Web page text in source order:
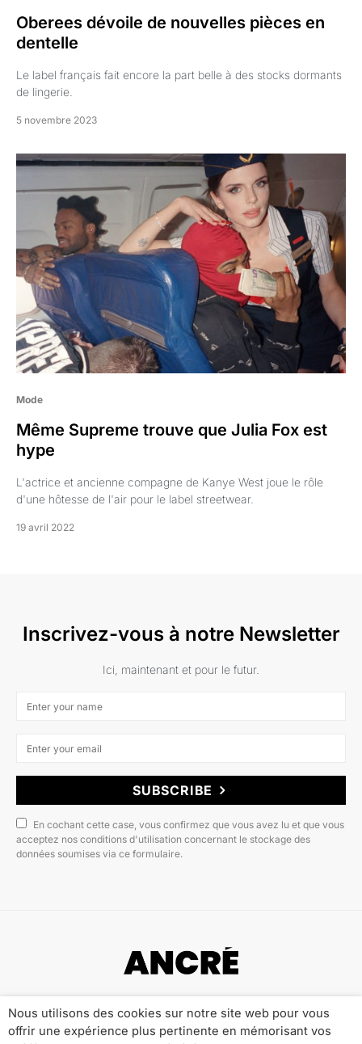
Oberees dévoile de nouvelles pièces en
dentelle
Le label français fait encore la part belle à des stocks dormants
de lingerie.
5 novembre 2023
Mode
Même Supreme trouve que Julia Fox est
hype
L'actrice et ancienne compagne de Kanye West joue le rôle
d'une hôtesse de l'air pour le label streetwear.
19 avril 2022
Inscrivez-vous à notre Newsletter
Ici, maintenant et pour le futur.
SUBSCRIBE
En cochant cette case, vous confirmez que vous avez lu et que vous
acceptez nos conditions d'utilisation concernant le stockage des
données soumises via ce formulaire.
Qui sommes-nous ? Publicité Contact
Nous utilisons des cookies sur notre site web pour vous
offrir une expérience plus pertinente en mémorisant vos